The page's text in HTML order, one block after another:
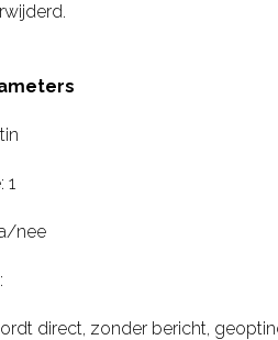
1
nee
direct, zonder bericht,